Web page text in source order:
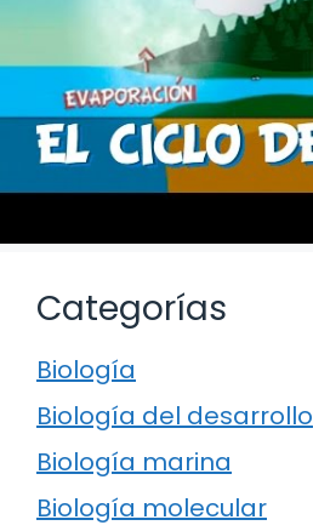
Categorías
Biología
Biología del desarrollo
Biología marina
Biología molecular